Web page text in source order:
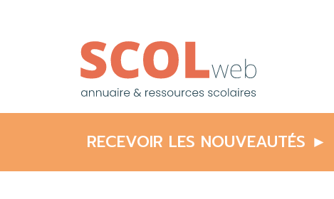
RECEVOIR LES NOUVEAUTÉS ►